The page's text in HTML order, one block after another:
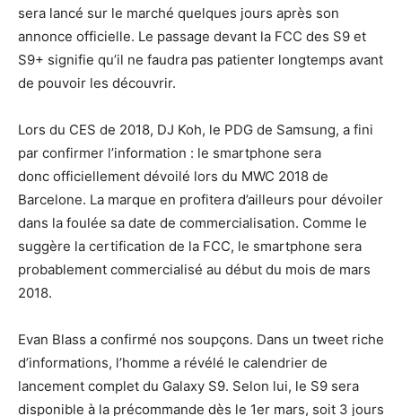
sera lancé sur le marché quelques jours après son
annonce officielle. Le passage devant la FCC des S9 et
S9+ signifie qu’il ne faudra pas patienter longtemps avant
de pouvoir les découvrir.
Lors du CES de 2018, DJ Koh, le PDG de Samsung, a fini
par confirmer l’information : le smartphone sera
donc officiellement dévoilé lors du MWC 2018 de
Barcelone. La marque en profitera d’ailleurs pour dévoiler
dans la foulée sa date de commercialisation. Comme le
suggère la certification de la FCC, le smartphone sera
probablement commercialisé au début du mois de mars
2018.
Evan Blass a confirmé nos soupçons. Dans un tweet riche
d’informations, l’homme a révélé le calendrier de
lancement complet du Galaxy S9. Selon lui, le S9 sera
disponible à la précommande dès le 1er mars, soit 3 jours